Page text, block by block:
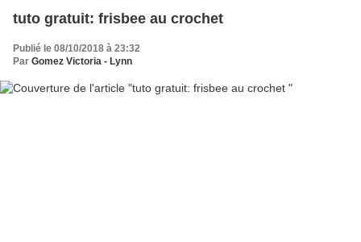
tuto gratuit: frisbee au crochet
Publié le 08/10/2018 à 23:32
Par Gomez Victoria - Lynn